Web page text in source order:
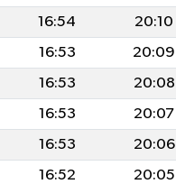
16:54 20:10
16:53 20:09
16:53 20:08
16:53 20:07
16:53 20:06
16:52 20:05